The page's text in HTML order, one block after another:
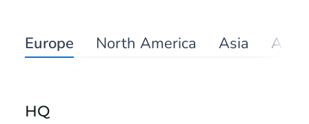
Europe North America Asia
HQ